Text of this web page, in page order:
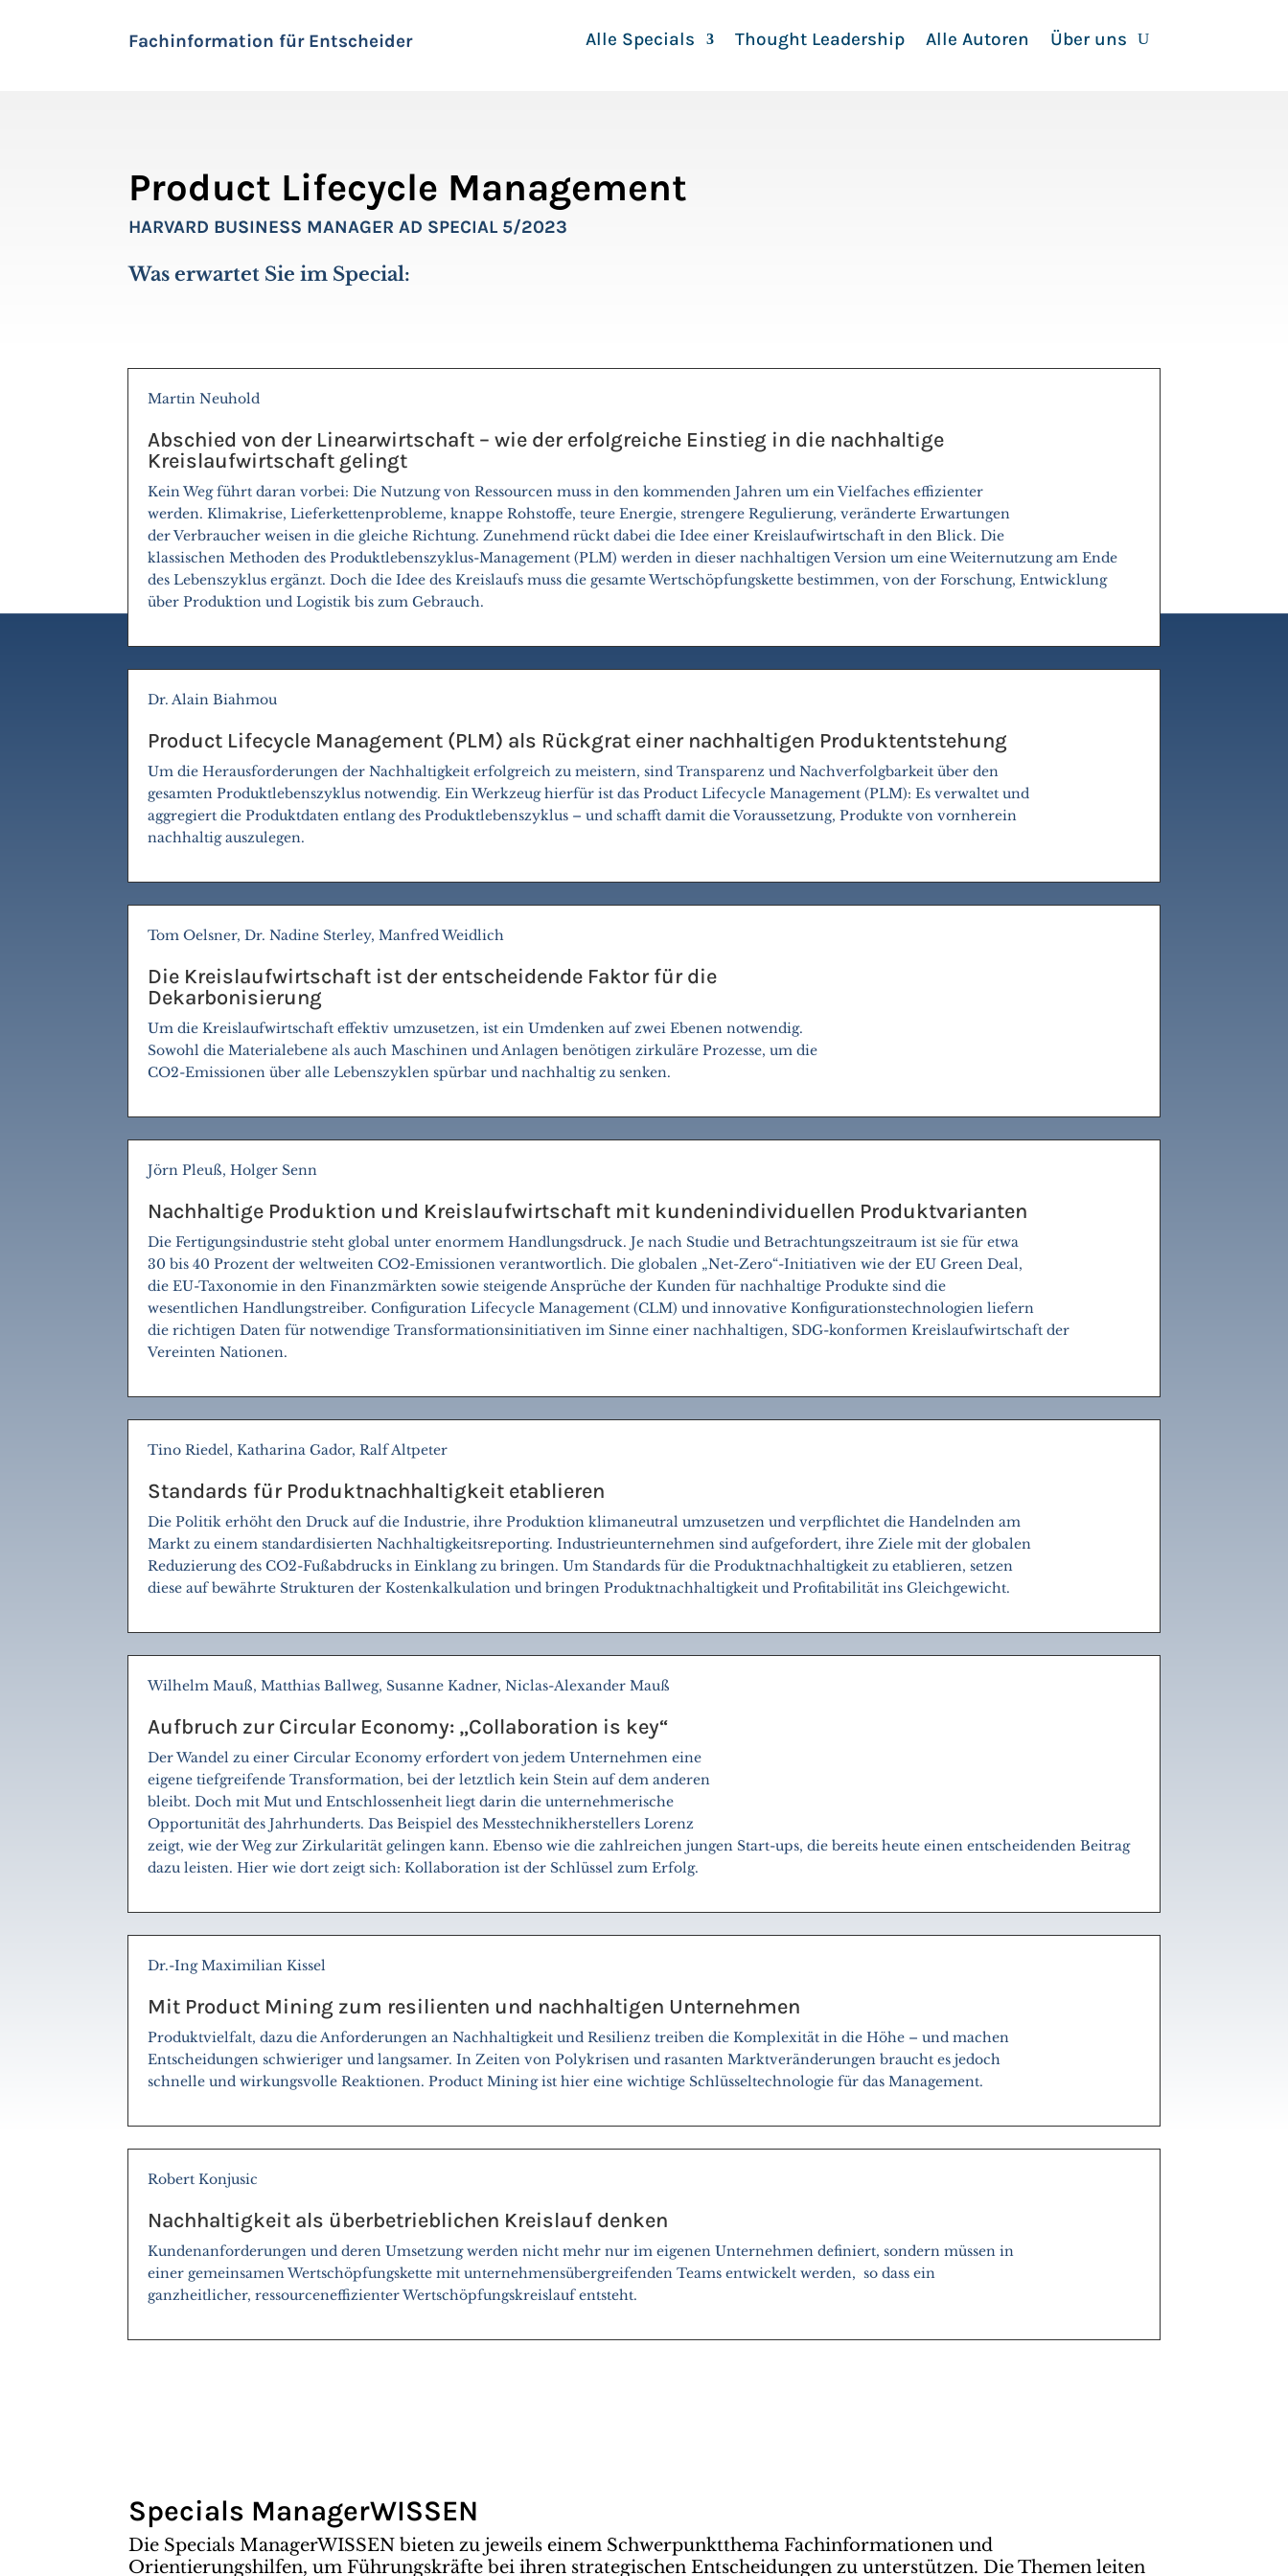
Fachinformation für Entscheider Alle Specials Thought Leadership Alle Autoren Über uns
Product Lifecycle Management
HARVARD BUSINESS MANAGER AD SPECIAL 5/2023
Was erwartet Sie im Special:
Martin Neuhold
Abschied von der Linearwirtschaft – wie der erfolgreiche Einstieg in die nachhaltige
Kreislaufwirtschaft gelingt
Kein Weg führt daran vorbei: Die Nutzung von Ressourcen muss in den kommenden Jahren um ein Vielfaches effizienter
werden. Klimakrise, Lieferkettenprobleme, knappe Rohstoffe, teure Energie, strengere Regulierung, veränderte Erwartungen
der Verbraucher weisen in die gleiche Richtung. Zunehmend rückt dabei die Idee einer Kreislaufwirtschaft in den Blick. Die
klassischen Methoden des Produktlebenszyklus-Management (PLM) werden in dieser nachhaltigen Version um eine Weiternutzung am Ende
des Lebenszyklus ergänzt. Doch die Idee des Kreislaufs muss die gesamte Wertschöpfungskette bestimmen, von der Forschung, Entwicklung
über Produktion und Logistik bis zum Gebrauch.
Dr. Alain Biahmou
Product Lifecycle Management (PLM) als Rückgrat einer nachhaltigen Produktentstehung
Um die Herausforderungen der Nachhaltigkeit erfolgreich zu meistern, sind Transparenz und Nachverfolgbarkeit über den
gesamten Produktlebenszyklus notwendig. Ein Werkzeug hierfür ist das Product Lifecycle Management (PLM): Es verwaltet und
aggregiert die Produktdaten entlang des Produktlebenszyklus – und schafft damit die Voraussetzung, Produkte von vornherein
nachhaltig auszulegen.
Tom Oelsner, Dr. Nadine Sterley, Manfred Weidlich
Die Kreislaufwirtschaft ist der entscheidende Faktor für die
Dekarbonisierung
Um die Kreislaufwirtschaft effektiv umzusetzen, ist ein Umdenken auf zwei Ebenen notwendig.
Sowohl die Materialebene als auch Maschinen und Anlagen benötigen zirkuläre Prozesse, um die
CO2-Emissionen über alle Lebenszyklen spürbar und nachhaltig zu senken.
Jörn Pleuß, Holger Senn
Nachhaltige Produktion und Kreislaufwirtschaft mit kundenindividuellen Produktvarianten
Die Fertigungsindustrie steht global unter enormem Handlungsdruck. Je nach Studie und Betrachtungszeitraum ist sie für etwa
30 bis 40 Prozent der weltweiten CO2-Emissionen verantwortlich. Die globalen „Net-Zero“-Initiativen wie der EU Green Deal,
die EU-Taxonomie in den Finanzmärkten sowie steigende Ansprüche der Kunden für nachhaltige Produkte sind die
wesentlichen Handlungstreiber. Configuration Lifecycle Management (CLM) und innovative Konfigurationstechnologien liefern
die richtigen Daten für notwendige Transformationsinitiativen im Sinne einer nachhaltigen, SDG-konformen Kreislaufwirtschaft der
Vereinten Nationen.
Tino Riedel, Katharina Gador, Ralf Altpeter
Standards für Produktnachhaltigkeit etablieren
Die Politik erhöht den Druck auf die Industrie, ihre Produktion klimaneutral umzusetzen und verpflichtet die Handelnden am
Markt zu einem standardisierten Nachhaltigkeitsreporting. Industrieunternehmen sind aufgefordert, ihre Ziele mit der globalen
Reduzierung des CO2-Fußabdrucks in Einklang zu bringen. Um Standards für die Produktnachhaltigkeit zu etablieren, setzen
diese auf bewährte Strukturen der Kostenkalkulation und bringen Produktnachhaltigkeit und Profitabilität ins Gleichgewicht.
Wilhelm Mauß, Matthias Ballweg, Susanne Kadner, Niclas-Alexander Mauß
Aufbruch zur Circular Economy: „Collaboration is key“
Der Wandel zu einer Circular Economy erfordert von jedem Unternehmen eine
eigene tiefgreifende Transformation, bei der letztlich kein Stein auf dem anderen
bleibt. Doch mit Mut und Entschlossenheit liegt darin die unternehmerische
Opportunität des Jahrhunderts. Das Beispiel des Messtechnikherstellers Lorenz
zeigt, wie der Weg zur Zirkularität gelingen kann. Ebenso wie die zahlreichen jungen Start-ups, die bereits heute einen entscheidenden Beitrag
dazu leisten. Hier wie dort zeigt sich: Kollaboration ist der Schlüssel zum Erfolg.
Dr.-Ing Maximilian Kissel
Mit Product Mining zum resilienten und nachhaltigen Unternehmen
Produktvielfalt, dazu die Anforderungen an Nachhaltigkeit und Resilienz treiben die Komplexität in die Höhe – und machen
Entscheidungen schwieriger und langsamer. In Zeiten von Polykrisen und rasanten Marktveränderungen braucht es jedoch
schnelle und wirkungsvolle Reaktionen. Product Mining ist hier eine wichtige Schlüsseltechnologie für das Management.
Robert Konjusic
Nachhaltigkeit als überbetrieblichen Kreislauf denken
Kundenanforderungen und deren Umsetzung werden nicht mehr nur im eigenen Unternehmen definiert, sondern müssen in
einer gemeinsamen Wertschöpfungskette mit unternehmensübergreifenden Teams entwickelt werden, so dass ein
ganzheitlicher, ressourceneffizienter Wertschöpfungskreislauf entsteht.
Specials ManagerWISSEN
Die Specials ManagerWISSEN bieten zu jeweils einem Schwerpunktthema Fachinformationen und
Orientierungshilfen, um Führungskräfte bei ihren strategischen Entscheidungen zu unterstützen. Die Themen leiten